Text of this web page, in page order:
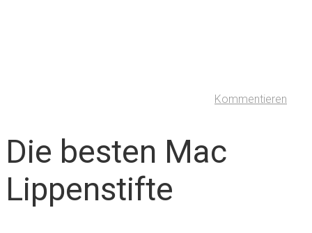
Kommentieren
Die besten Mac
Lippenstifte